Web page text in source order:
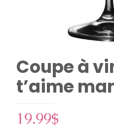
Coupe à
t’aime
19.99$